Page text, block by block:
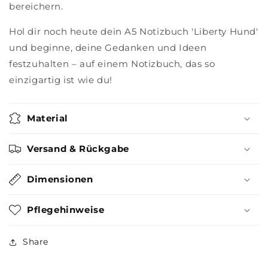
bereichern.
Hol dir noch heute dein A5 Notizbuch 'Liberty Hund'
und beginne, deine Gedanken und Ideen
festzuhalten – auf einem Notizbuch, das so
einzigartig ist wie du!
Material
Versand & Rückgabe
Dimensionen
Pflegehinweise
Share